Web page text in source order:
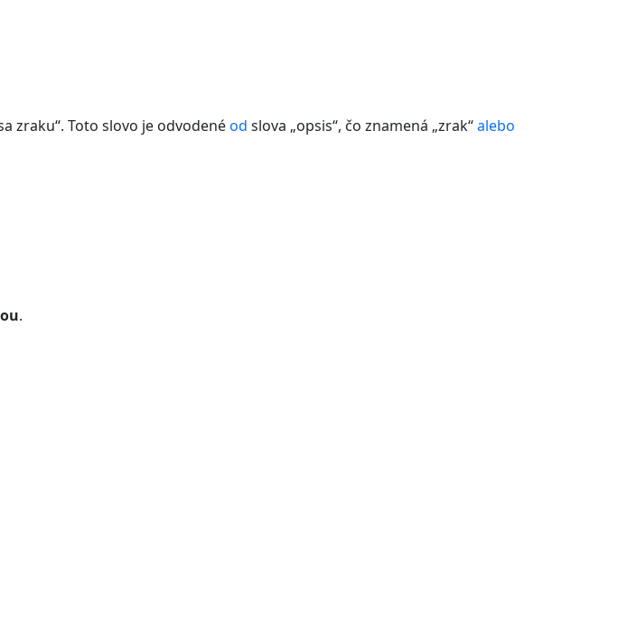
zraku“. Toto slovo je odvodenéod slova „opsis“, čo znamená „zrak“alebo
.